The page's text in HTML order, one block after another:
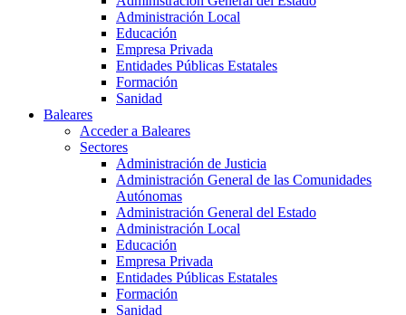
Administración Local
Educación
Empresa Privada
Entidades Públicas Estatales
Formación
Sanidad
Baleares
Acceder a Baleares
Sectores
Administración de Justicia
Administración General de las Comunidades
Autónomas
Administración General del Estado
Administración Local
Educación
Empresa Privada
Entidades Públicas Estatales
Formación
Sanidad